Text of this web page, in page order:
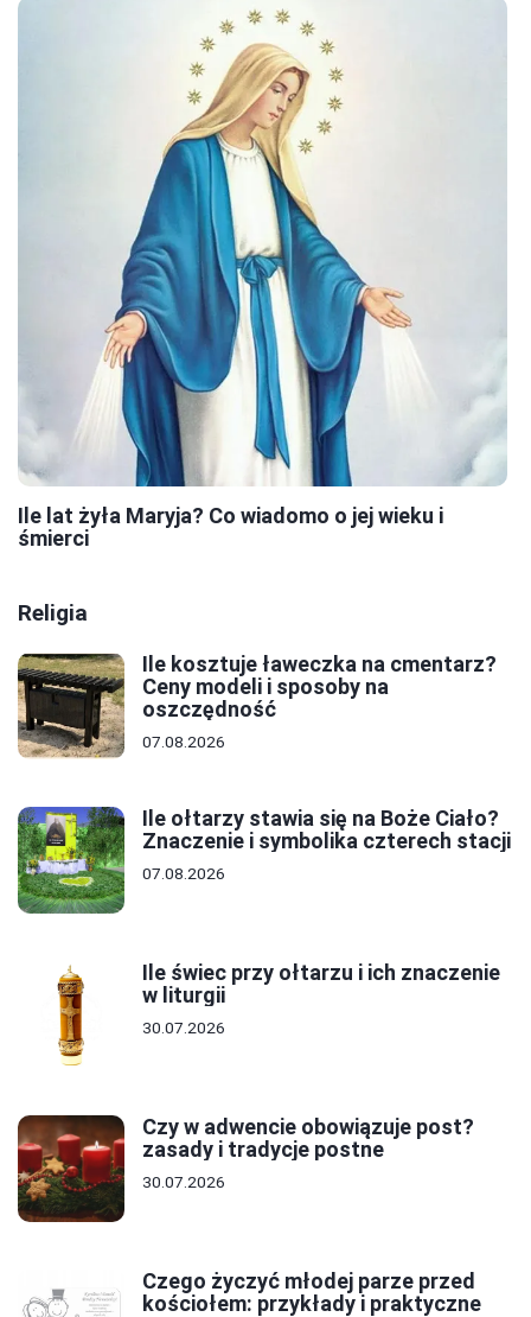
Ile lat żyła Maryja? Co wiadomo o jej wieku i
śmierci
Religia
Ile kosztuje ławeczka na cmentarz?
Ceny modeli i sposoby na
oszczędność
07.08.2026
Ile ołtarzy stawia się na Boże Ciało?
Znaczenie i symbolika czterech stacji
07.08.2026
Ile świec przy ołtarzu i ich znaczenie
w liturgii
30.07.2026
Czy w adwencie obowiązuje post?
zasady i tradycje postne
30.07.2026
Czego życzyć młodej parze przed
kościołem: przykłady i praktyczne